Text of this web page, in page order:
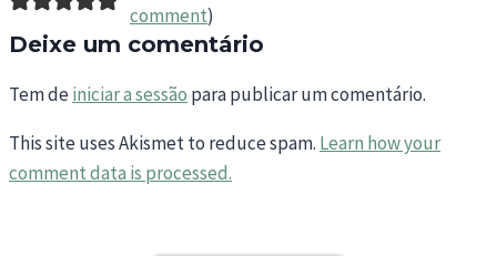
comment)
Deixe um comentário
Tem deiniciar a sessão para publicar um comentário.
This site uses Akismet to reduce spam. Learn how your
comment data is processed.